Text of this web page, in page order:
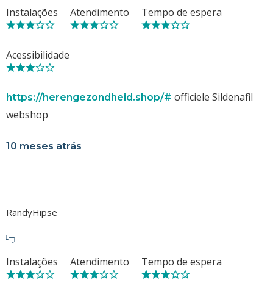
Instalações Atendimento Tempo de espera
Acessibilidade
https://herengezondheid.shop/# officiele Sildenafil
webshop
10 meses atrás
RandyHipse
Instalações Atendimento Tempo de espera